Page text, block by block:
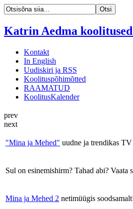
Katrin Aedma
Kontakt
In English
Uudiskiri ja RSS
Koolituspõhimõtted
RAAMATUD
KoolitusKalender
prev
next
"Mina ja Mehed" uudne ja trendikas
Sul on esinemishirm? Tahad abi? Vaata
Mina ja Mehed 2 netimüügis